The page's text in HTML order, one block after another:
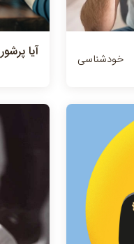
خودشناسی آيا